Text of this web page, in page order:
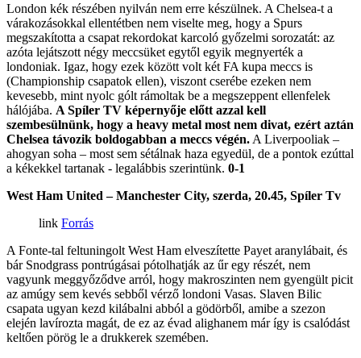
London kék részében nyilván nem erre készülnek. A Chelsea-t a
várakozásokkal ellentétben nem viselte meg, hogy a Spurs
megszakította a csapat rekordokat karcoló győzelmi sorozatát: az
azóta lejátszott négy meccsüket egytől egyik megnyerték a
londoniak. Igaz, hogy ezek között volt két FA kupa meccs is
(Championship csapatok ellen), viszont cserébe ezeken nem
kevesebb, mint nyolc gólt rámoltak be a megszeppent ellenfelek
hálójába. A Spíler TV képernyője előtt azzal kell
szembesülnünk, hogy a heavy metal most nem divat, ezért aztán
Chelsea távozik boldogabban a meccs végén. A Liverpooliak –
ahogyan soha – most sem sétálnak haza egyedül, de a pontok ezúttal
a kékekkel tartanak - legalábbis szerintünk. 0-1
West Ham United – Manchester City, szerda, 20.45, Spíler Tv
Forrás
A Fonte-tal feltuningolt West Ham elveszítette Payet aranylábait, és
bár Snodgrass pontrúgásai pótolhatják az űr egy részét, nem
vagyunk meggyőződve arról, hogy makroszinten nem gyengült picit
az amúgy sem kevés sebből vérző londoni Vasas. Slaven Bilic
csapata ugyan kezd kilábalni abból a gödörből, amibe a szezon
elején lavírozta magát, de ez az évad alighanem már így is csalódást
keltően pörög le a drukkerek szemében.